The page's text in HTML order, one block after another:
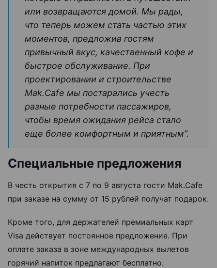
или возвращаются домой. Мы рады,
что теперь можем стать частью этих
моментов, предложив гостям
привычный вкус, качественный кофе и
быстрое обслуживание. При
проектировании и строительстве
Mak.Cafe мы постарались учесть
разные потребности пассажиров,
чтобы время ожидания рейса стало
еще более комфортным и приятным”.
Специальные предложения
В честь открытия с 7 по 9 августа гости Mak.Cafe
при заказе на сумму от 15 рублей получат подарок.
Кроме того, для держателей премиальных карт
Visa действует постоянное предложение. При
оплате заказа в зоне международных вылетов
горячий напиток предлагают бесплатно.